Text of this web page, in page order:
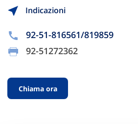
Indicazioni
92-51-816561/819859
92-51272362
Chiama ora